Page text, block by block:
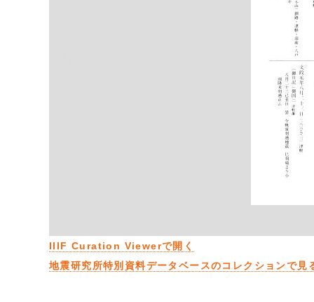
IIIF Curation Viewerで開く
地震研究所特別資料データベースのコレクションで見